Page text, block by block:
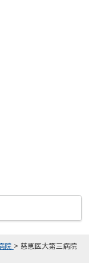
院 > 慈恵医大第三病院